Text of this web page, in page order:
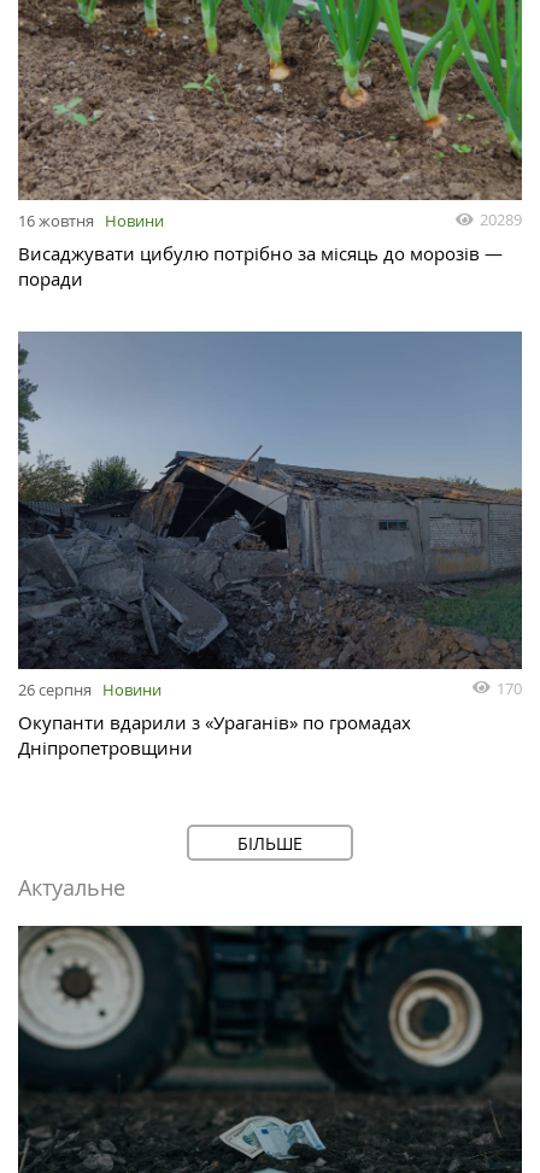
16 жовтня Новини 20289
Висаджувати цибулю потрібно за місяць до морозів —
поради
26 серпня Новини 170
Окупанти вдарили з «Ураганів» по громадах
Дніпропетровщини
БІЛЬШЕ
Актуальне